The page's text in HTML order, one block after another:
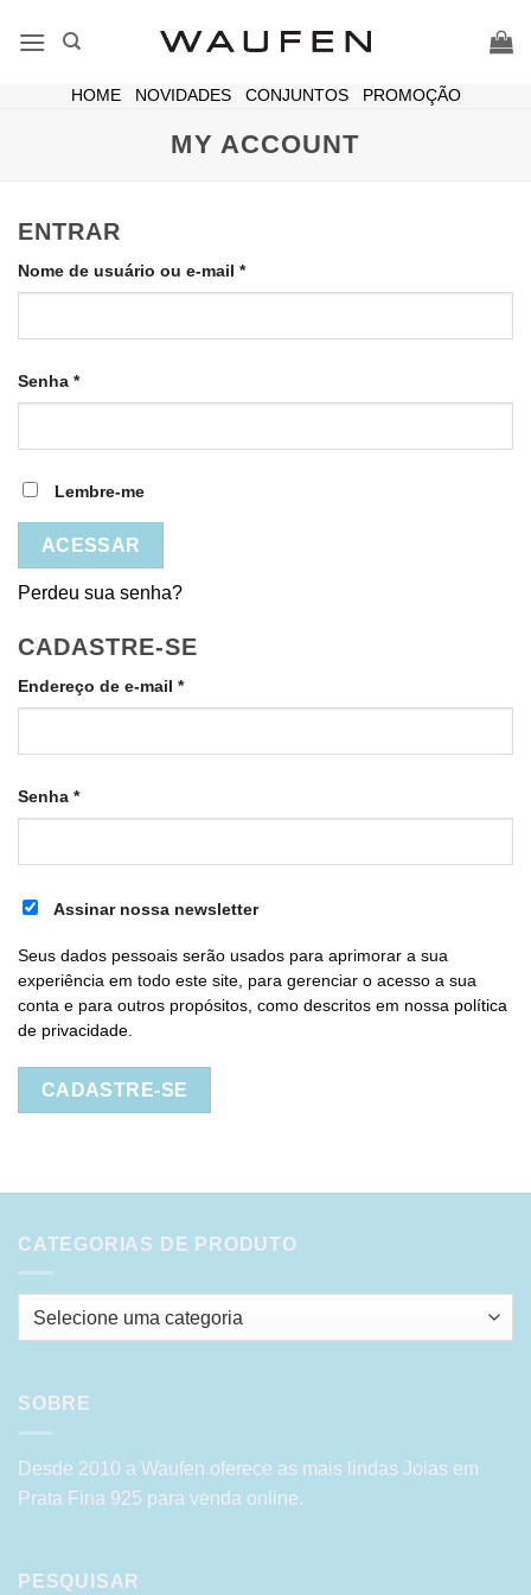
HOME| NOVIDADES| CONJUNTOS| PROMOÇÃO
MY ACCOUNT
ENTRAR
Nome de usuário ou e-mail *Obrigatório
Senha *Obrigatório
Lembre-me
ACESSAR
Perdeu sua senha?
CADASTRE-SE
Endereço de e-mail *Obrigatório
Senha *Obrigatório
Assinar nossa newsletter
Seus dados pessoais serão usados para aprimorar a sua
experiência em todo este site, para gerenciar o acesso a sua
conta e para outros propósitos, como descritos em nossa política
de privacidade
CADASTRE-SE
CATEGORIAS DE PRODUTO
SOBRE
Desde 2010 a Waufen oferece as mais lindas Joias em
Prata Fina 925 para venda online.
PESQUISAR